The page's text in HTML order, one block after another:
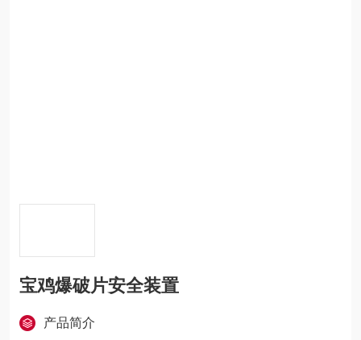
宝鸡爆破片安全装置
产品简介